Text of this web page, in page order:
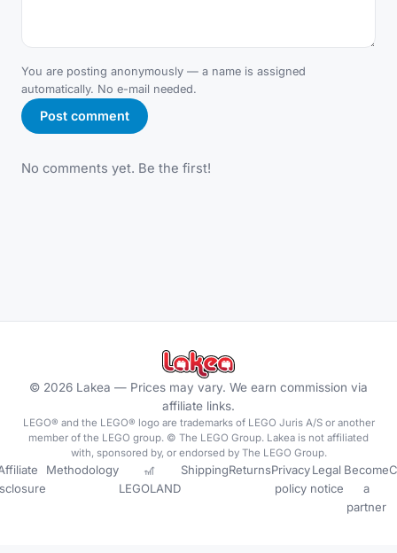
You are posting anonymously — a name is assigned
automatically. No e-mail needed.
Post comment
No comments yet. Be the first!
© 2026 Lakea — Prices may vary. We earn commission via
affiliate links.
LEGO® and the LEGO® logo are trademarks of LEGO Juris A/S or another
member of the LEGO group. © The LEGO Group. Lakea is not affiliated
with, sponsored by, or endorsed by The LEGO Group.
Methodology
🎢
LEGOLAND
ShippingReturnsPrivacy
policy
Legal
notice
Become
a
partner